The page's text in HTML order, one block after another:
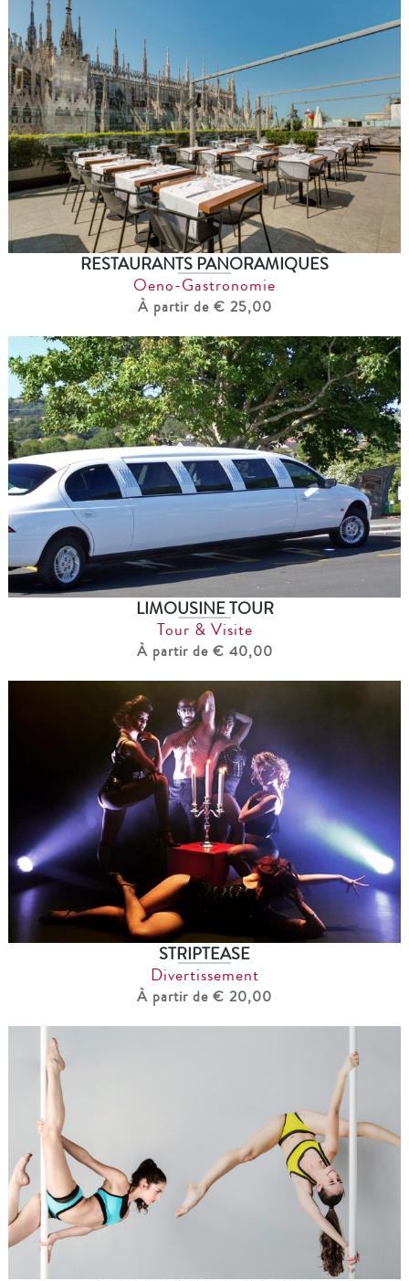
RESTAURANTS PANORAMIQUES
Oeno-Gastronomie
À partir de € 25,00
LIMOUSINE TOUR
Tour & Visite
À partir de € 40,00
STRIPTEASE
Divertissement
À partir de € 20,00